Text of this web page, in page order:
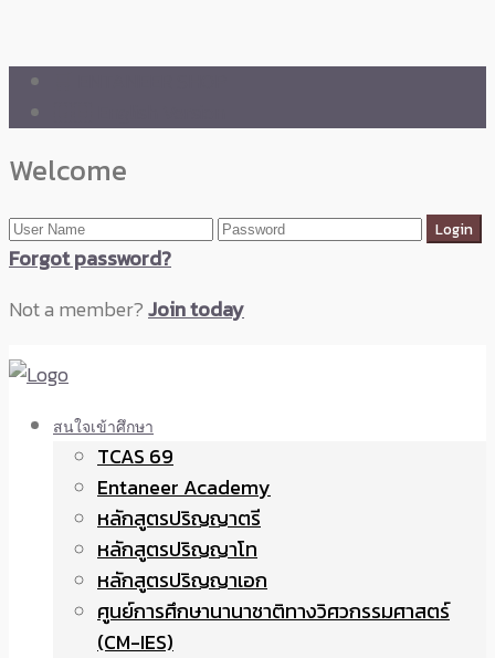
Welcome
Forgot password?
Not a member?Join today
สนใจเข้าศึกษา
TCAS 69
Entaneer Academy
หลักสูตรปริญญาตรี
หลักสูตรปริญญาโท
หลักสูตรปริญญาเอก
ศูนย์การศึกษานานาชาติทางวิศวกรรมศาสตร์
(CM-IES)